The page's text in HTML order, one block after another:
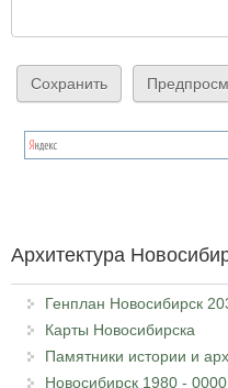
Архитектура
Генплан Новосибирск
Карты Новосибирска
Памятники истории и
Новосибирск 1980 - 0000